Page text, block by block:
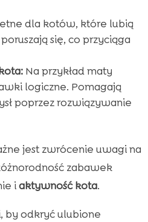
dla kotów, które lubią
się, co przyciąga
Na przykład maty
logiczne. Pomagają
poprzez rozwiązywanie
jest zwrócenie uwagi na
zabawek
iaktywność kota.
by odkryć ulubione